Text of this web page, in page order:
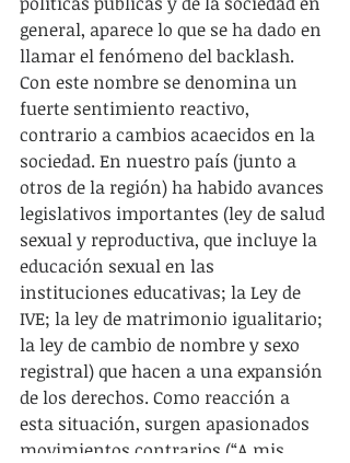
general, aparece lo que se ha dado en
llamar el fenómeno del backlash.
Con este nombre se denomina un
fuerte sentimiento reactivo,
contrario a cambios acaecidos en la
sociedad. En nuestro país (junto a
otros de la región) ha habido avances
legislativos importantes (ley de salud
sexual y reproductiva, que incluye la
educación sexual en las
instituciones educativas; la Ley de
IVE; la ley de matrimonio igualitario;
la ley de cambio de nombre y sexo
registral) que hacen a una expansión
de los derechos. Como reacción a
esta situación, surgen apasionados
movimientos contrarios (“A mis